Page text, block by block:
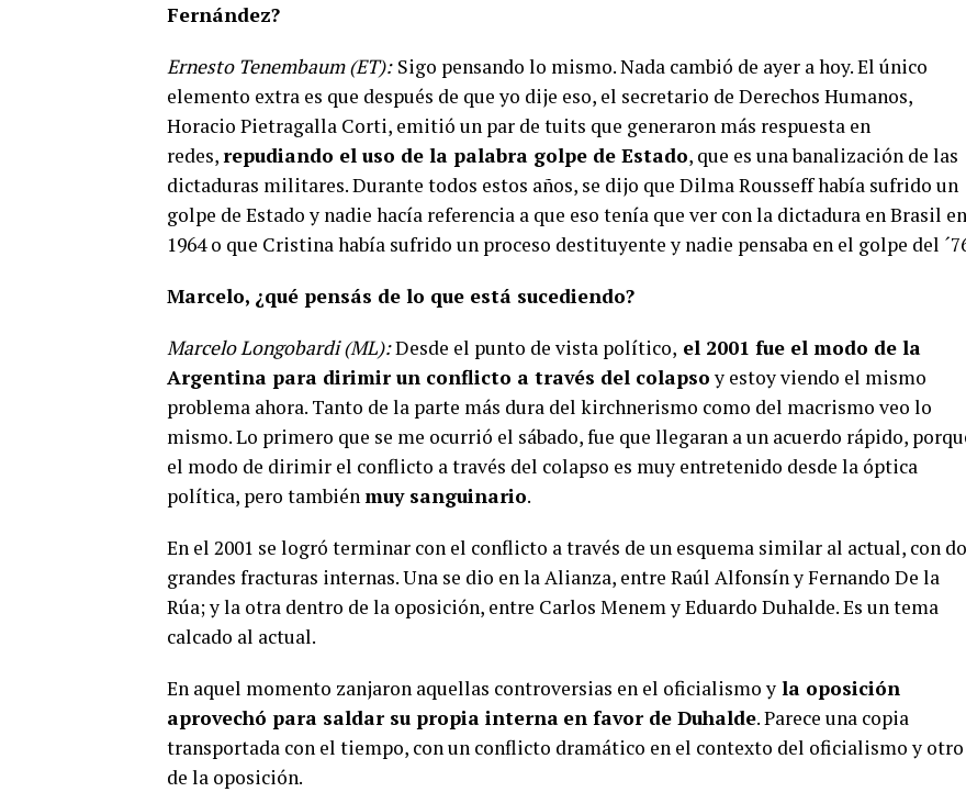
Fernández?
Ernesto Tenembaum (ET): Sigo pensando lo mismo. Nada cambió de ayer a hoy. El único
elemento extra es que después de que yo dije eso, el secretario de Derechos Humanos,
Horacio Pietragalla Corti, emitió un par de tuits que generaron más respuesta en
redes,repudiando el uso de la palabra golpe de Estado, que es una banalización de las
dictaduras militares. Durante todos estos años, se dijo que Dilma Rousseff había sufrido un
golpe de Estado y nadie hacía referencia a que eso tenía que ver con la dictadura en Brasil en
1964 o que Cristina había sufrido un proceso destituyente y nadie pensaba en el golpe del
Marcelo, ¿qué pensás de lo que está sucediendo?
Marcelo Longobardi (ML):Desde el punto de vista político, el 2001 fue el modo de la
Argentina para dirimir un conflicto a través del colapsoy estoy viendo el mismo
problema ahora. Tanto de la parte más dura del kirchnerismo como del macrismo veo lo
mismo. Lo primero que se me ocurrió el sábado, fue que llegaran a un acuerdo rápido,
el modo de dirimir el conflicto a través del colapso es muy entretenido desde la óptica
política, pero tambiénmuy sanguinario.
En el 2001 se logró terminar con el conflicto a través de un esquema similar al actual, con
grandes fracturas internas. Una se dio en la Alianza, entre Raúl Alfonsín y Fernando De la
Rúa; y la otra dentro de la oposición, entre Carlos Menem y Eduardo Duhalde. Es un tema
calcado al actual.
En aquel momento zanjaron aquellas controversias en el oficialismo y la oposición
aprovechó para saldar su propia interna en favor de Duhalde. Parece una copia
transportada con el tiempo, con un conflicto dramático en el contexto del oficialismo y otro
de la oposición.